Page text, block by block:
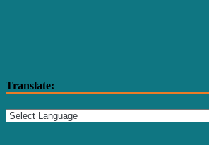
Translate: